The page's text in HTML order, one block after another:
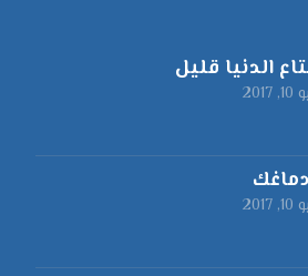
الدنيا قليل